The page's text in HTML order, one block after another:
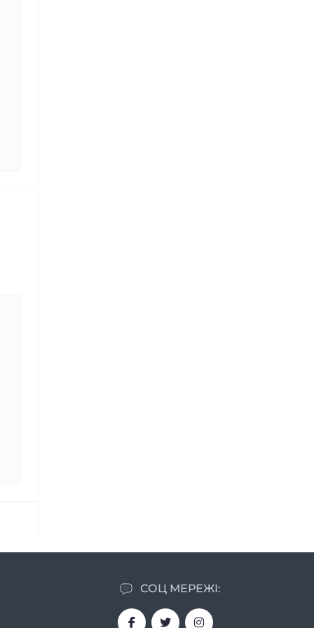
СОЦ МЕРЕЖІ: